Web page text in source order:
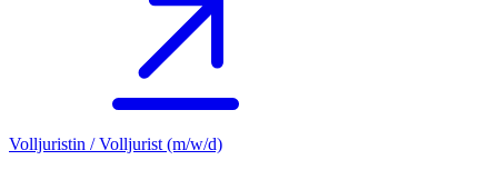
Volljuristin / Volljurist (m/w/d)